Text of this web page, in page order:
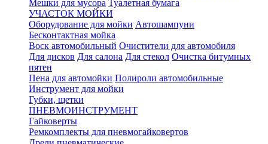
Мешки для мусора Туалетная бумага
УЧАСТОК МОЙКИ
Оборудование для мойки Автошампуни
Бесконтактная мойка
Воск автомобильный Очистители для автомобиля
Для дисков Для салона Для стекол Очистка битумных
пятен
Пена для автомойки Полироли автомобильные
Инструмент для мойки
Губки, щетки
ПНЕВМОИНСТРУМЕНТ
Гайковерты
Ремкомплекты для пневмогайковертов